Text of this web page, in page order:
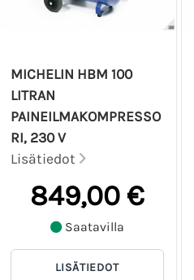
MICHELIN HBM 100
LITRAN
PAINEILMAKOMPRESSO
RI, 230 V
Lisätiedot
849,00 €
Saatavilla